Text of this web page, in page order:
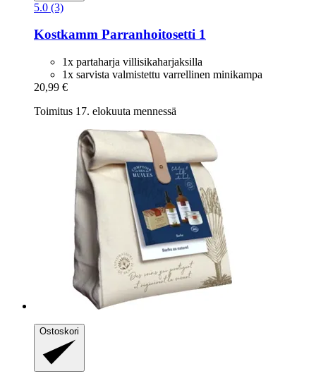
5.0 (3)
Kostkamm Parranhoitosetti 1
1x partaharja villisikaharjaksilla
1x sarvista valmistettu varrellinen minikampa
20,99 €
Toimitus 17. elokuuta mennessä
Ostoskori